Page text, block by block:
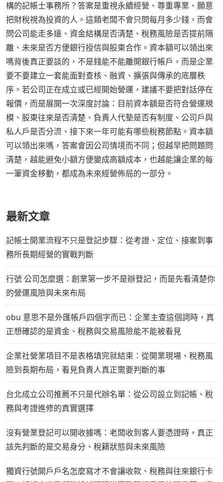
構的記帳士事務所？答案是重視永續經營、尊重專業、願意
把財稅視為投資的人。這類老闆不會只問每月多少錢，而會
問公司能走多遠、資金結構是否清楚、稅務風險是否提前隔
離、未來是否方便銀行授信與股東合作。資本額可以領出來
嗎背後真正要談的，不是錢能不能離開銀行帳戶，而是企業
要不要建立一套能面對查核、融資、擴張與傳承的底層秩
序。若公司正在成立或已經開始營運，建議不要把對話停在
報價，而是展開一次深度討論：目前資本額是否符合營運規
模、股東往來是否清楚、負責人代墊是否有制度、公司戶與
私人戶是否分流、接下來一年可能有哪些稅務節點。資本額
可以領出來嗎，答案會因公司情境而不同；但越早把問題問
清楚，越能避免小額方便變成高額成本，也越能讓企業的每
一筆資金移動，都成為未來經營佈局的一部分。
最新文章
記帳士開業流程不只是登記步驟：從考證、定位、接案到事
務所長期經營的實戰判斷
行號 公司怎麼選：創業第一步不是辦登記，而是先看清楚你
的營運風險與未來布局
obu 意思不是外匯帳戶四個字而已：企業主查這個詞時，真
正想確認的是資金、稅務與交易風險能不能被看見
企業社營業項目不是表格填完就結束：從開業現場、稅務風
險到長期布局，看見負責人真正需要判斷的事
台北成立公司推薦不只是代辦名單：從公司設立到記帳、稅
務與考證進修的真實選擇
沒有營業登記可以開收據嗎：老闆收到客人要憑證時，真正
該先判斷的是交易身分、稅籍狀態與未來風險
獨資行號開戶戶名怎麼寫才不會讓收款、稅務與往來銀行卡